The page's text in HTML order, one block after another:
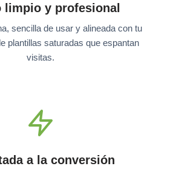
limpio y profesional
sencilla de usar y alineada con tu
plantillas saturadas que espantan
visitas.
a la conversión